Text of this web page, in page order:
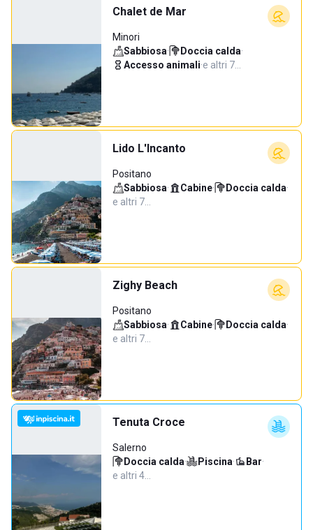
Chalet de Mar
Minori
Sabbiosa· Doccia calda·
Accesso animali·e altri 7…
Lido L'Incanto
Positano
Sabbiosa· Cabine· Doccia calda·
e altri 7…
Zighy Beach
Positano
Sabbiosa· Cabine· Doccia calda·
e altri 7…
Tenuta Croce
Salerno
Doccia calda· Piscina· Bar·
e altri 4…